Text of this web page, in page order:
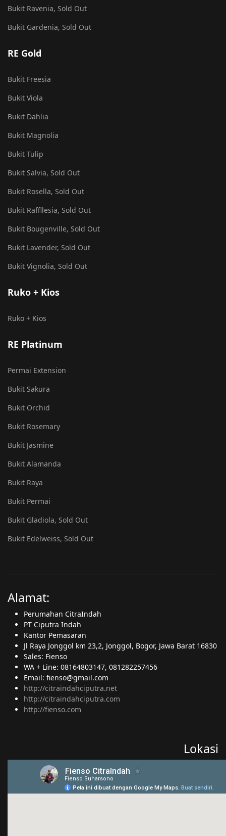
Bukit Ravenia, Sold Out
Bukit Gardenia, Sold Out
RE Gold
Bukit Freesia
Bukit Viola
Bukit Dahlia
Bukit Magnolia
Bukit Tulip
Bukit Salvia, Sold Out
Bukit Rosella, Sold Out
Bukit Raffllesia, Sold Out
Bukit Bougenville, Sold Out
Bukit Lavender, Sold Out
Bukit Vignolia, Sold Out
Ruko + Kios
Ruko + Kios
RE Platinum
Permai Extension
Bukit Sakura
Bukit Orchid
Bukit Rosemary
Bukit Jasmine
Bukit Alamanda
Bukit Raya
Bukit Permai
Bukit Gladiola, Sold Out
Bukit Edelweiss, Sold Out
Alamat:
Perumahan CitraIndah
PT Ciputra Indah
Kantor Pemasaran
Jl Raya Jonggol km 23,2, Jonggol, Bogor, Jawa Barat 16830
Sales: Fienso
WA + Line: 08164803147, 081282257456
Email: fienso@gmail.com
http://citraindahciputra.net
http://citraindahciputra.com
http://fienso.com
Lokasi